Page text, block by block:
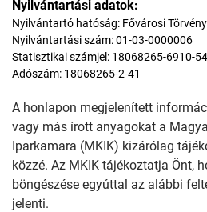
Nyilvántartási adatok:
Nyilvántartó hatóság: Fővárosi
Nyilvántartási szám: 01-03-0000006
Statisztikai számjel: 18068265-6910-
Adószám: 18068265-2-41
A honlapon megjelenített
vagy más írott anyagokat a
Iparkamara (MKIK) kizárólag
közzé. Az MKIK tájékoztatja Önt,
böngészése egyúttal az alábbi
jelenti.